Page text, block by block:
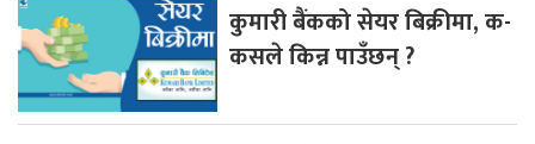
कुमारी बैंकको सेयर बिक्रीमा, क-
कसले किन्न पाउँछन् ?